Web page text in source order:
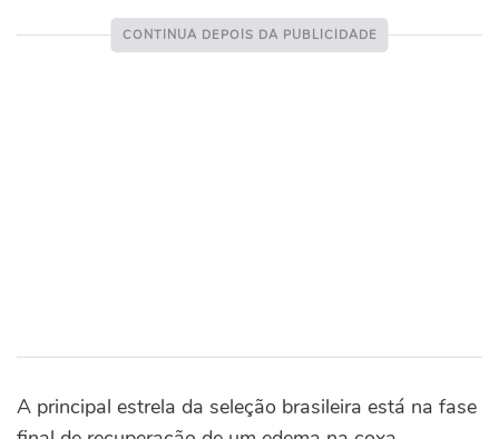
A principal estrela da seleção brasileira está na fase